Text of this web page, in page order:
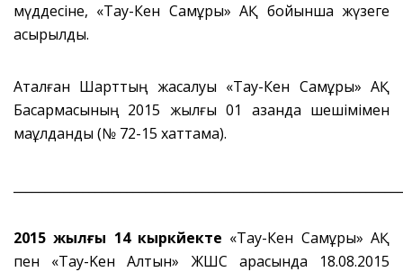
мүддесіне, «Тау-Кен Самұрық» АҚ бойынша жүзеге
асырылды.
Аталған Шарттың жасалуы «Тау-Кен Самұрық» АҚ
Басқармасының 2015 жылғы 01 қазанда шешімімен
мақұлданды (№ 72-15 хаттама).
2015 жылғы 14 кыркүйекте «Тау-Кен Самұрық» АҚ
пен «Taу-Keн Алтын» ЖШС арасында 18.08.2015